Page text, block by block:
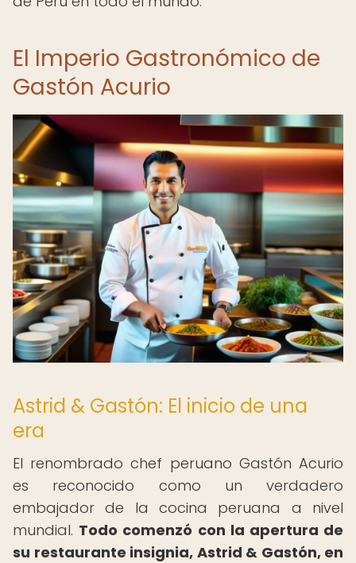
El Imperio Gastronómico de
Gastón Acurio
Astrid & Gastón: El inicio de una
era
El renombrado chef peruano Gastón Acurio
es reconocido como un verdadero
embajador de la cocina peruana a nivel
mundial. Todo comenzó con la apertura de
su restaurante insignia, Astrid & Gastón, en